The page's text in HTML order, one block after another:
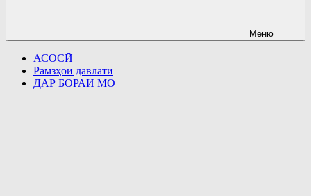
Меню
АСОСӢ
Рамзҳои давлатӣ
ДАР БОРАИ МО